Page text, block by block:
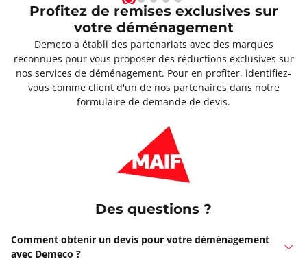
Profitez de remises exclusives sur
votre déménagement
Demeco a établi des partenariats avec des marques
reconnues pour vous proposer des réductions exclusives sur
nos services de déménagement. Pour en profiter, identifiez-
vous comme client d'un de nos partenaires dans notre
formulaire de demande de devis.
Des questions ?
Comment obtenir un devis pour votre déménagement
avec Demeco ?